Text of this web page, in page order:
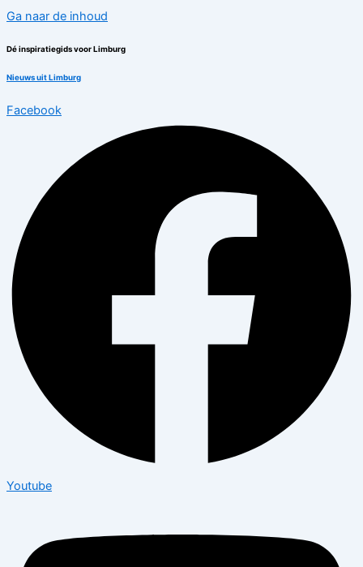
Ga naar de inhoud
Dé inspiratiegids voor Limburg
Nieuws uit Limburg
Facebook
Youtube